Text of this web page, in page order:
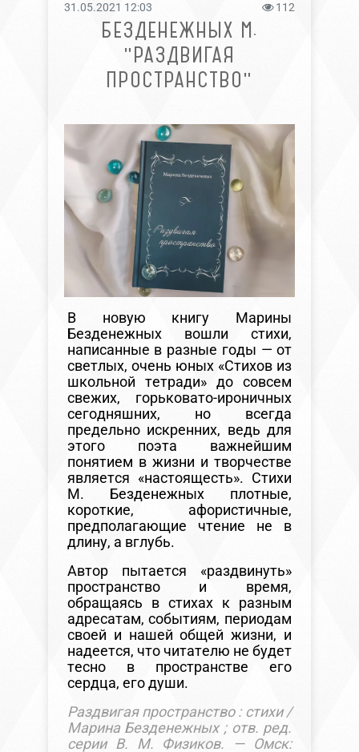
31.05.2021 12:03 112
БЕЗДЕНЕЖНЫХ М.
"РАЗДВИГАЯ
ПРОСТРАНСТВО"
В новую книгу Марины
Безденежных вошли стихи,
написанные в разные годы — от
светлых, очень юных «Стихов из
школьной тетради» до совсем
свежих, горьковато-ироничных
сегодняшних, но всегда
предельно искренних, ведь для
этого поэта важнейшим
понятием в жизни и творчестве
является «настоящесть». Стихи
М. Безденежных плотные,
короткие, афористичные,
предполагающие чтение не в
длину, а вглубь.
Автор пытается «раздвинуть»
пространство и время,
обращаясь в стихах к разным
адресатам, событиям, периодам
своей и нашей общей жизни, и
надеется, что читателю не будет
тесно в пространстве его
сердца, его души.
Раздвигая пространство : стихи /
Марина Безденежных ; отв. ред.
серии В. М. Физиков. — Омск: